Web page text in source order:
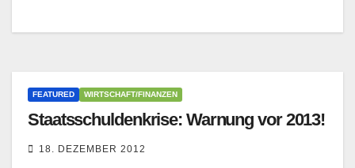
FEATURED WIRTSCHAFT/FINANZEN
Staatsschuldenkrise: Warnung vor 2013!
18. DEZEMBER 2012